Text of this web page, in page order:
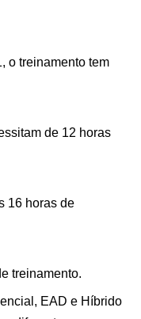
o treinamento tem
de 12 horas
16 horas de
treinamento.
EAD e Híbrido